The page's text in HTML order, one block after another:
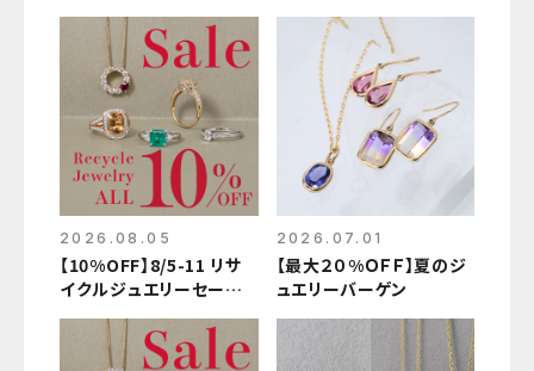
2026.08.05
【10%OFF】8/5-11 リサ
イクルジュエリーセール
2026.07.01
【最大２０%ＯＦＦ】夏のジ
ュエリーバーゲン